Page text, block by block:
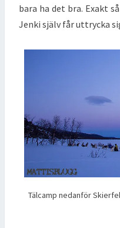
bara ha det bra. Exakt
Jenki själv får uttrycka
Tälcamp nedanför